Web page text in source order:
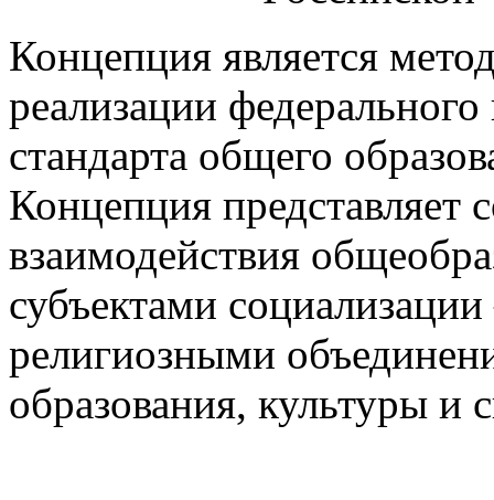
Концепция является
реализации федерального
стандарта общего
Концепция
взаимодействия
субъектами
религиозными
образования, культуры и